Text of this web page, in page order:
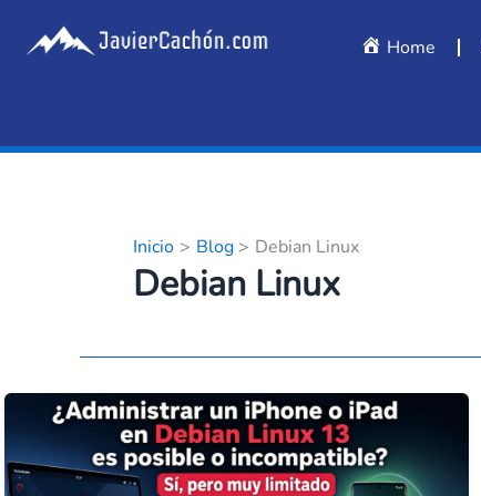
Home
Inicio Blog Debian Linux
Debian Linux
¿Administrar
un
iPhone
o
iPad